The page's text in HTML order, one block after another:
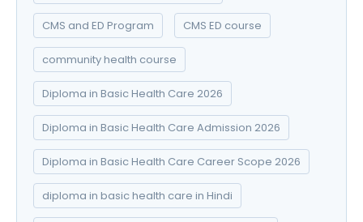
CMS and ED Program CMS ED course
community health course
Diploma in Basic Health Care 2026
Diploma in Basic Health Care Admission 2026
Diploma in Basic Health Care Career Scope 2026
diploma in basic health care in Hindi